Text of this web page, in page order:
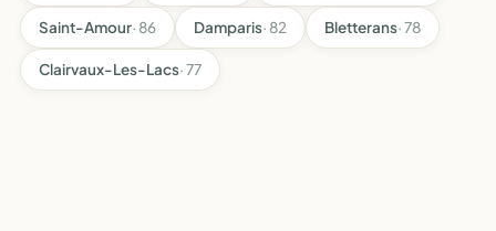
Saint-Amour· 86 Damparis· 82 Bletterans· 78
Clairvaux-Les-Lacs· 77